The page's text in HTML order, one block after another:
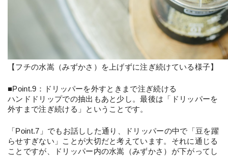
【フチの水嵩（みずかさ）を上げずに注ぎ続けている様子】
■Point.9：ドリッパーを外すときまで注ぎ続ける
ハンドドリップでの抽出もあと少し。最後は「ドリッパーを
外すまで注ぎ続ける」ということです。
「Point.7」でもお話しした通り、ドリッパーの中で「豆を躍
らせすぎない」ことが大切だと考えています。それに通じる
ことですが、ドリッパー内の水嵩（みずかさ）が下がってし